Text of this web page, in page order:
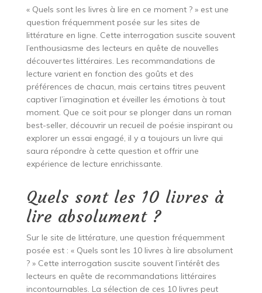
« Quels sont les livres à lire en ce moment ? » est une
question fréquemment posée sur les sites de
littérature en ligne. Cette interrogation suscite souvent
l’enthousiasme des lecteurs en quête de nouvelles
découvertes littéraires. Les recommandations de
lecture varient en fonction des goûts et des
préférences de chacun, mais certains titres peuvent
captiver l’imagination et éveiller les émotions à tout
moment. Que ce soit pour se plonger dans un roman
best-seller, découvrir un recueil de poésie inspirant ou
explorer un essai engagé, il y a toujours un livre qui
saura répondre à cette question et offrir une
expérience de lecture enrichissante.
Quels sont les 10 livres à
lire absolument ?
Sur le site de littérature, une question fréquemment
posée est : « Quels sont les 10 livres à lire absolument
? » Cette interrogation suscite souvent l’intérêt des
lecteurs en quête de recommandations littéraires
incontournables. La sélection de ces 10 livres peut